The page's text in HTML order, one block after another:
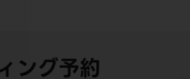
ング予約